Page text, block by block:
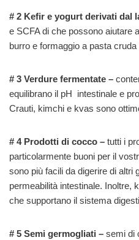
# 2 Kefir e yogurt derivati dal
e SCFA di che possono aiutare
burro e formaggio a pasta
# 3 Verdure fermentate –
equilibrano il pH intestinale e
Crauti, kimchi e kvas sono
# 4 Prodotti di cocco – tutti i
particolarmente buoni per il
sono più facili da digerire di
permeabilità intestinale. Inoltre,
che supportano il sistema
# 5 Semi germogliati – semi di